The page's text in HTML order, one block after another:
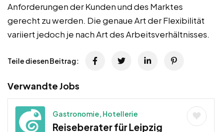
Anforderungen der Kunden und des Marktes
gerecht zu werden. Die genaue Art der Flexibilität
variiert jedoch je nach Art des Arbeitsverhältnisses.
Teile diesen Beitrag:
Verwandte Jobs
Gastronomie, Hotellerie
Reiseberater für Leipzig